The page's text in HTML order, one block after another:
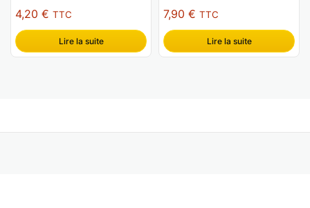
4,20 € TTC
Lire la suite
7,90 € TTC
Lire la suite